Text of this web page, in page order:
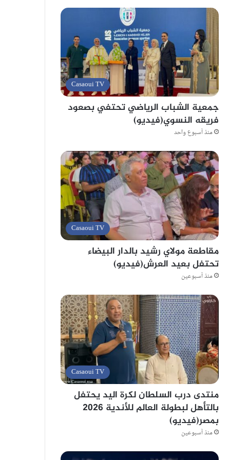
Casaoui TV
جمعية الشباب الرياضي تحتفي بصعود
فريقه النسوي(فيديو)
منذ أسبوع واحد
Casaoui TV
مقاطعة مولاي رشيد بالدار البيضاء
تحتفل بعيد العرش(فيديو)
منذ أسبوعين
Casaoui TV
منتدى درب السلطان لكرة اليد يحتفل
بالتأهل لبطولة العالم للأندية 2026
بمصر(فيديو)
منذ أسبوعين